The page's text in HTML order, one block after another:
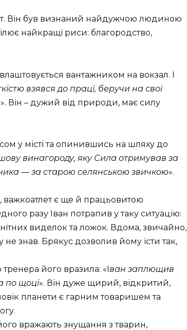
Він був визнаний найдужчою людиною
найкращі риси: благородство,
вантажником на вокзал. І
взявся до праці, беручи на свої
». Він – дужий від природи, має силу
у місті та опинившись на шляху до
винагороду, яку Сила отримував за
— за старою селянською звичкою».
важкоатлет є ще й працьовитою
разу Іван потрапив у таку ситуацію:
виделок та ложок. Вдома, звичайно,
не знав. Брякус дозволив йому їсти так,
його вразила: «Іван заплющив
по щоці». Він дуже щирий, відкритий,
планети є гарним товаришем та
вражають знущання з тварин,